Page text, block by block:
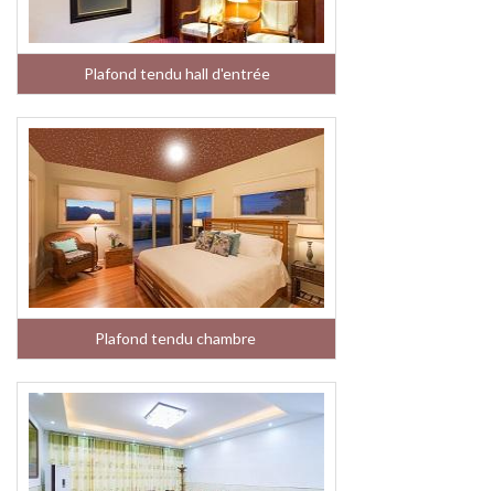
Plafond tendu hall d'entrée
Plafond tendu chambre